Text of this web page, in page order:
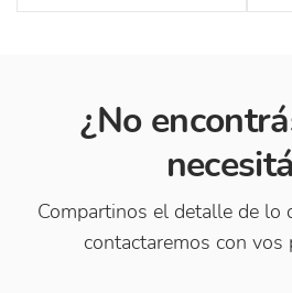
¿No
Compartinos el detalle de lo
contactaremos con vos